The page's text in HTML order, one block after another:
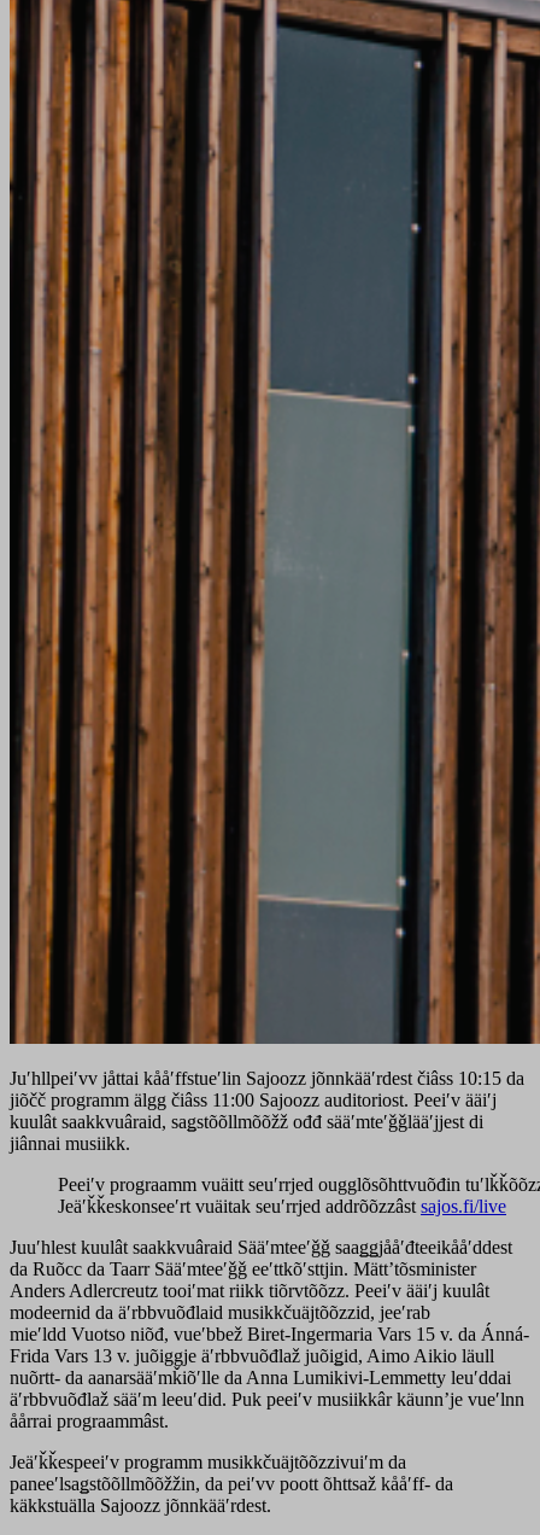
Juʹhllpeiʹvv jåttai kååʹffstueʹlin Sajoozz jõnnkääʹrdest čiâss 10:15 da
jiõčč programm älgg čiâss 11:00 Sajoozz auditoriost. Peeiʹv ääiʹj
kuulât saakkvuâraid, saǥstõõllmõõžž ođđ sääʹmteʹǧǧlääʹjjest di
jiânnai musiikk.
Peeiʹv prograamm vuäitt seuʹrrjed ougglõsõhttvuõđin
Jeäʹǩǩeskonseeʹrt vuäitak seuʹrrjed addrõõzzâst sajos.fi/live
Juuʹhlest kuulât saakkvuâraid Sääʹmteeʹǧǧ saaǥǥjååʹđteeikååʹddest
da Ruõcc da Taarr Sääʹmteeʹǧǧ eeʹttkõʹsttjin. Mättʼtõsminister
Anders Adlercreutz tooiʹmat riikk tiõrvtõõzz. Peeiʹv ääiʹj kuulât
modeernid da äʹrbbvuõđlaid musikkčuäjtõõzzid, jeeʹrab
mieʹldd Vuotso niõđ, vueʹbbež Biret-Ingermaria Vars 15 v. da Ánná-
Frida Vars 13 v. juõiggje äʹrbbvuõđlaž juõiǥid, Aimo Aikio läull
nuõrtt- da aanarsääʹmǩiõʹlle da Anna Lumikivi-Lemmetty leuʹddai
äʹrbbvuõđlaž sääʹm leeuʹdid. Puk peeiʹv musiikkâr käunnʼje vueʹlnn
åårrai prograammâst.
Jeäʹǩǩespeeiʹv programm musikkčuäjtõõzzivuiʹm da
paneeʹlsaǥstõõllmõõžžin, da peiʹvv poott õhttsaž kååʹff- da
käkkstuälla Sajoozz jõnnkääʹrdest.